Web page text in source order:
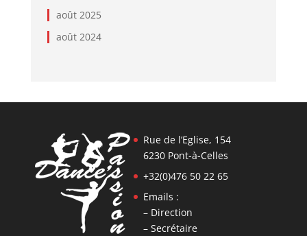
août 2025
août 2024
Rue de l’Eglise, 154
6230 Pont-à-Celles
+32(0)476 50 22 65
Emails :
– Direction
– Secrétaire